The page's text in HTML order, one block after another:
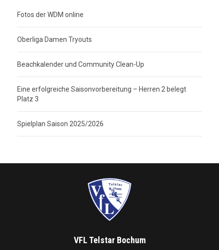
Fotos der WDM online
Oberliga Damen Tryouts
Beachkalender und Community Clean-Up
Eine erfolgreiche Saisonvorbereitung – Herren 2 belegt
Platz 3
Spielplan Saison 2025/2026
VFL Telstar Bochum